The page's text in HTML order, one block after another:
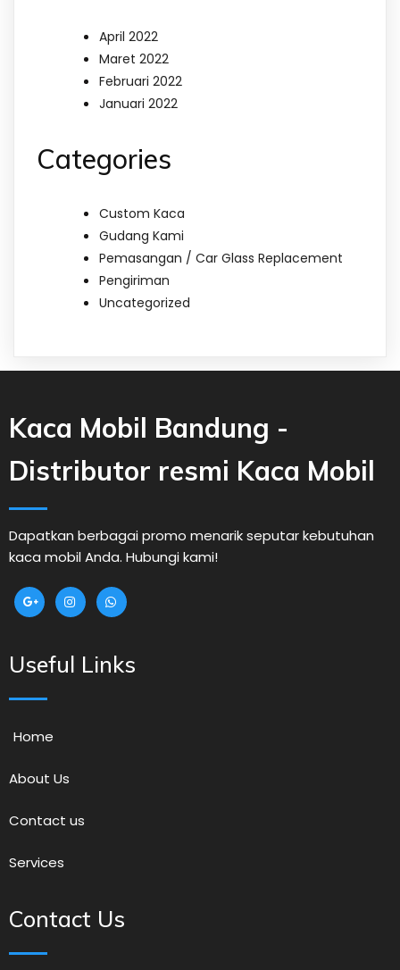
April 2022
Maret 2022
Februari 2022
Januari 2022
Categories
Custom Kaca
Gudang Kami
Pemasangan / Car Glass Replacement
Pengiriman
Uncategorized
Kaca Mobil Bandung -
Distributor resmi Kaca Mobil
Dapatkan berbagai promo menarik seputar kebutuhan
kaca mobil Anda. Hubungi kami!
Useful Links
Home
About Us
Contact us
Services
Contact Us